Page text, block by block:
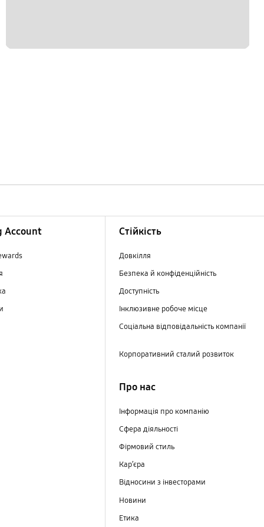
Account Стійкість
Довкілля
Безпека й конфіденційність
Доступність
Інклюзивне робоче місце
Соціальна відповідальність компанії
Корпоративний сталий розвиток
Про нас
Інформація про компанію
Сфера діяльності
Фірмовий стиль
Кар’єра
Відносини з інвесторами
Новини
Етика